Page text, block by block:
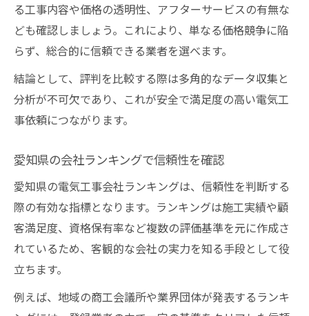
る工事内容や価格の透明性、アフターサービスの有無な
ども確認しましょう。これにより、単なる価格競争に陥
らず、総合的に信頼できる業者を選べます。
結論として、評判を比較する際は多角的なデータ収集と
分析が不可欠であり、これが安全で満足度の高い電気工
事依頼につながります。
愛知県の会社ランキングで信頼性を確認
愛知県の電気工事会社ランキングは、信頼性を判断する
際の有効な指標となります。ランキングは施工実績や顧
客満足度、資格保有率など複数の評価基準を元に作成さ
れているため、客観的な会社の実力を知る手段として役
立ちます。
例えば、地域の商工会議所や業界団体が発表するランキ